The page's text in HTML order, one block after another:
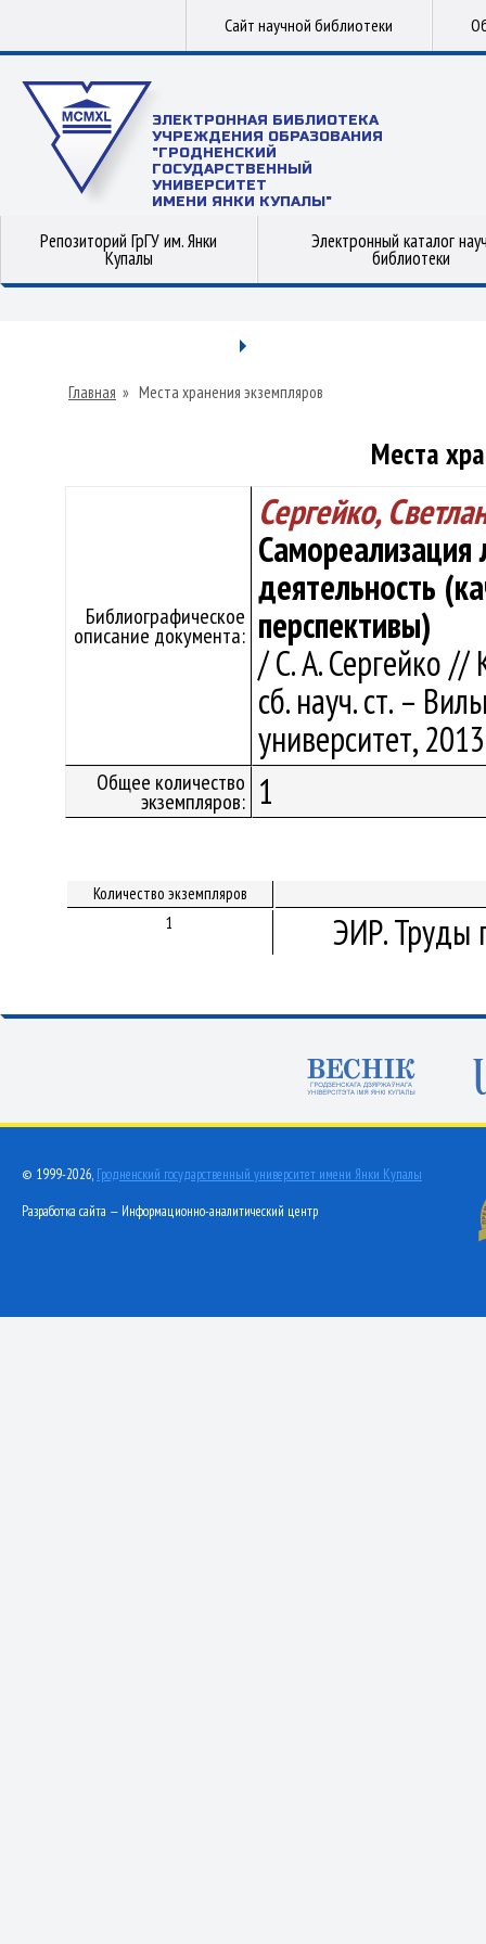
Сайт научной библиотеки
ЭЛЕКТРОННАЯ БИБЛИОТЕКА
УЧРЕЖДЕНИЯ ОБРАЗОВАНИЯ
"ГРОДНЕНСКИЙ
ГОСУДАРСТВЕННЫЙ
УНИВЕРСИТЕТ
ИМЕНИ ЯНКИ КУПАЛЫ"
Репозиторий ГрГУ им. Янки
Купалы
Электронный каталог
библиотеки
Главная » Места хранения экземпляров
Места
Библиографическое
описание документа:
Сергейко,
Самореализация
деятельность
перспективы)
/ С. А. Сергейко //
сб. науч. ст. –
университет,
Общее количество
экземпляров: 1
Количество экземпляров
1
ЭИР. Труды
© 1999-2026, Гродненский государственный университет имени Янки Купалы
Разработка сайта — Информационно-аналитический центр